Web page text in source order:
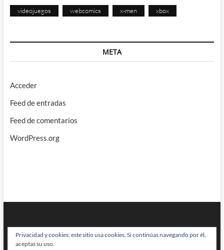
videojuegos webcomics x-men xbox
META
Acceder
Feed de entradas
Feed de comentarios
WordPress.org
Privacidad y cookies: este sitio usa cookies. Si continúas navegando por él,
aceptas su uso.